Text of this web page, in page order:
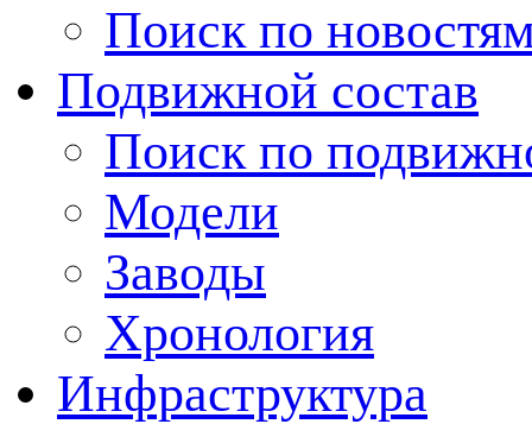
Поиск по
Подвижной состав
Поиск по
Модели
Заводы
Хронология
Инфраструктура